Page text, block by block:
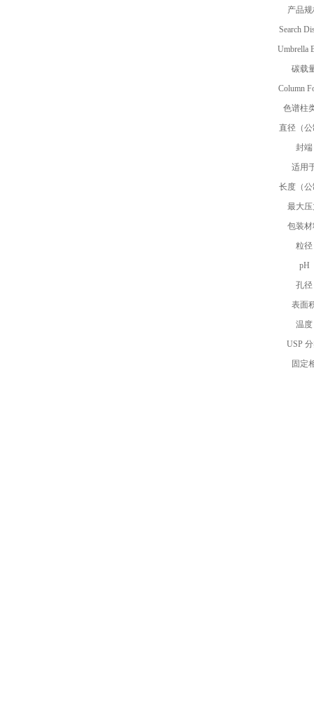
产品
Search
Umbrella
碳载
Column
色谱柱
直径（
封端
适用
长度（
最大
包装
粒径
pH
孔径
表面
温度
USP
固定